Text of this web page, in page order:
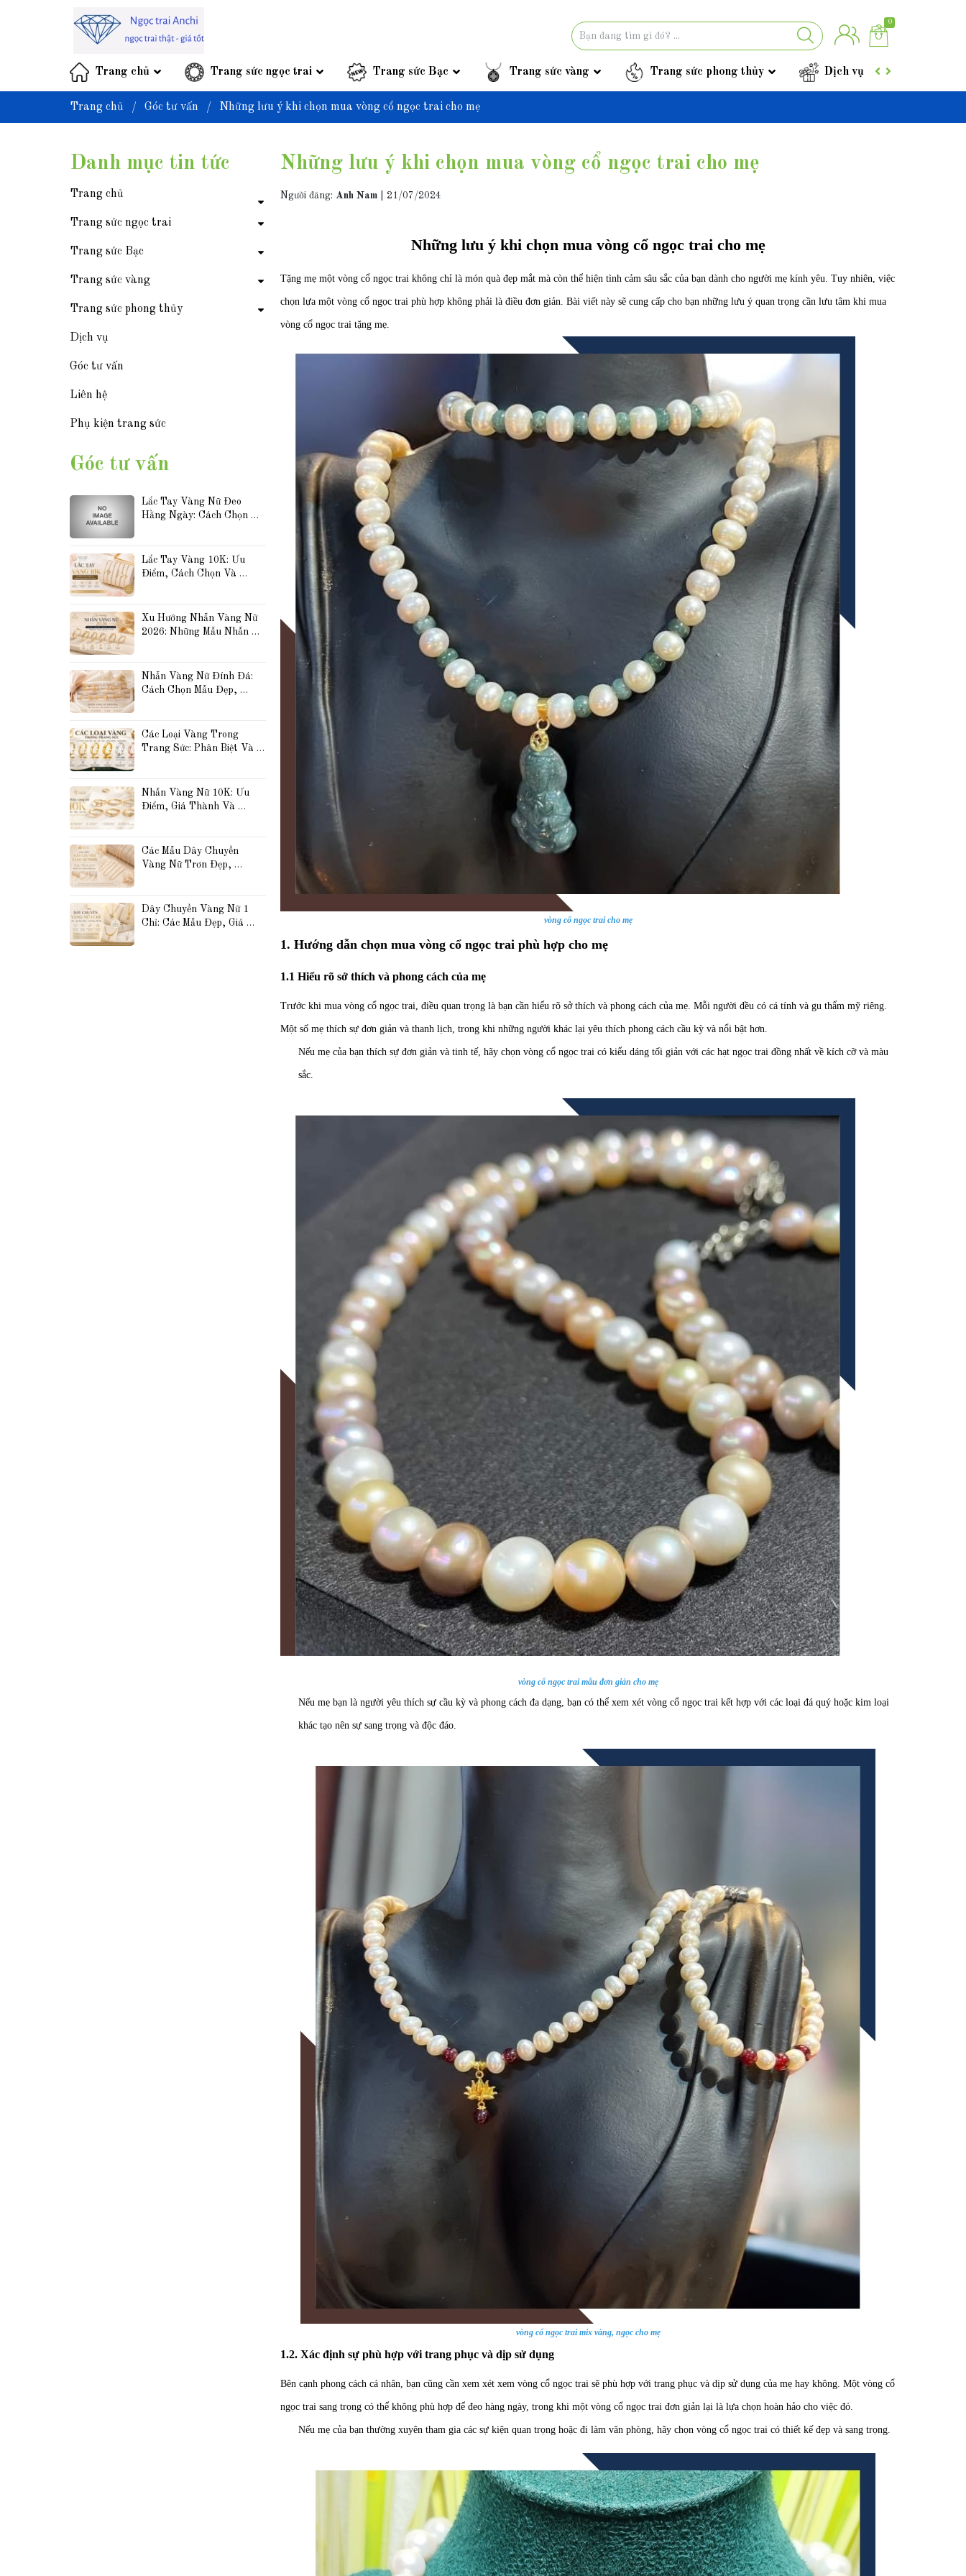
0
Trang chủ Trang sức ngọc trai Trang sức Bạc Trang sức vàng Trang sức phong thủy Dịch vụ
Trang chủ / Góc tư vấn / Những lưu ý khi chọn mua vòng cổ ngọc trai cho mẹ
Những lưu ý khi chọn mua vòng cổ ngọc trai cho mẹ
Người đăng: Anh Nam| 21/07/2024
Những lưu ý khi chọn mua vòng cổ ngọc trai cho mẹ
Tặng mẹ một vòng cổ ngọc trai không chỉ là món quà đẹp mắt mà còn thể hiện tình cảm sâu sắc của bạn dành cho người mẹ kính yêu. Tuy nhiên, việc
chọn lựa một vòng cổ ngọc trai phù hợp không phải là điều đơn giản. Bài viết này sẽ cung cấp cho bạn những lưu ý quan trọng cần lưu tâm khi mua
vòng cổ ngọc trai tặng mẹ.
vòng cổ ngọc trai cho mẹ
1. Hướng dẫn chọn mua vòng cổ ngọc trai phù hợp cho mẹ
1.1 Hiểu rõ sở thích và phong cách của mẹ
Trước khi mua vòng cổ ngọc trai, điều quan trọng là bạn cần hiểu rõ sở thích và phong cách của mẹ. Mỗi người đều có cá tính và gu thẩm mỹ riêng.
Một số mẹ thích sự đơn giản và thanh lịch, trong khi những người khác lại yêu thích phong cách cầu kỳ và nổi bật hơn.
Nếu mẹ của bạn thích sự đơn giản và tinh tế, hãy chọn vòng cổ ngọc trai có kiểu dáng tối giản với các hạt ngọc trai đồng nhất về kích cỡ và màu
sắc.
vòng cổ ngọc trai mẫu đơn giản cho mẹ
Nếu mẹ bạn là người yêu thích sự cầu kỳ và phong cách đa dạng, bạn có thể xem xét vòng cổ ngọc trai kết hợp với các loại đá quý hoặc kim loại
khác tạo nên sự sang trọng và độc đáo.
vòng cổ ngọc trai mix vàng, ngọc cho mẹ
1.2. Xác định sự phù hợp với trang phục và dịp sử dụng
Bên cạnh phong cách cá nhân, bạn cũng cần xem xét xem vòng cổ ngọc trai sẽ phù hợp với trang phục và dịp sử dụng của mẹ hay không. Một vòng cổ
ngọc trai sang trọng có thể không phù hợp để đeo hàng ngày, trong khi một vòng cổ ngọc trai đơn giản lại là lựa chọn hoàn hảo cho việc đó.
Nếu mẹ của bạn thường xuyên tham gia các sự kiện quan trọng hoặc đi làm văn phòng, hãy chọn vòng cổ ngọc trai có thiết kế đẹp và sang trọng.
Danh mục tin tức
Trang chủ
Trang sức ngọc trai
Trang sức Bạc
Trang sức vàng
Trang sức phong thủy
Dịch vụ
Góc tư vấn
Liên hệ
Phụ kiện trang sức
Góc tư vấn
Lắc Tay Vàng Nữ Đeo
Hằng Ngày: Cách Chọn
Lắc Tay Vàng 10K: Ưu
Điểm, Cách Chọn Và
Xu Hướng Nhẫn Vàng Nữ
2026: Những Mẫu Nhẫn
Nhẫn Vàng Nữ Đính Đá:
Cách Chọn Mẫu Đẹp,
Các Loại Vàng Trong
Trang Sức: Phân Biệt Và
Và Vàng Hồng
Nhẫn Vàng Nữ 10K: Ưu
Điểm, Giá Thành Và
Các Mẫu Dây Chuyền
Vàng Nữ Trơn Đẹp,
Nay
Dây Chuyền Vàng Nữ 1
Chỉ: Các Mẫu Đẹp, Giá